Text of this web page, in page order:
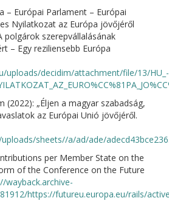
– Európai Parlament – Európai
Nyilatkozat az Európa jövőjéről
polgárok szerepvállalásának
– Egy reziliensebb Európa
uploads/decidim/attachment/file/13/HU_-
(2022): „Éljen a magyar szabadság,
az Európai Unió jövőjéről.
sheets//a/ad/ade/
per Member State on the
of the Conference on the Future
wayback.archive-
https://futureu.europa.eu/rails/